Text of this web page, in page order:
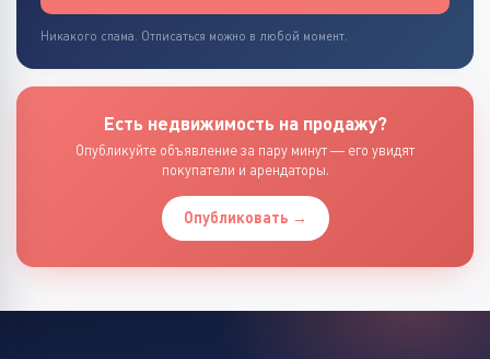
Никакого спама. Отписаться можно в любой момент.
Есть недвижимость на продажу?
Опубликуйте объявление за пару минут — его увидят
покупатели и арендаторы.
Опубликовать →